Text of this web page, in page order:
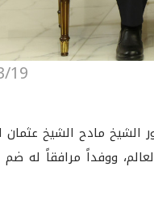
19
إقليم كوردستان، ظهر اليوم (الأربعاء، 19 آذار 2025)، سيادة الدكتور
ووفداً مرافقاً له